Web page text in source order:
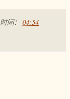
时间： 04:54